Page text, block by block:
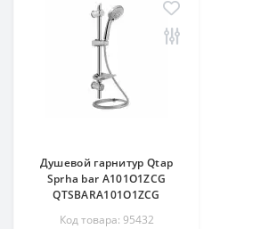
Душевой гарнитур Qtap
Sprha bar A101O1ZCG
QTSBARA101O1ZCG
Код товара: 95432